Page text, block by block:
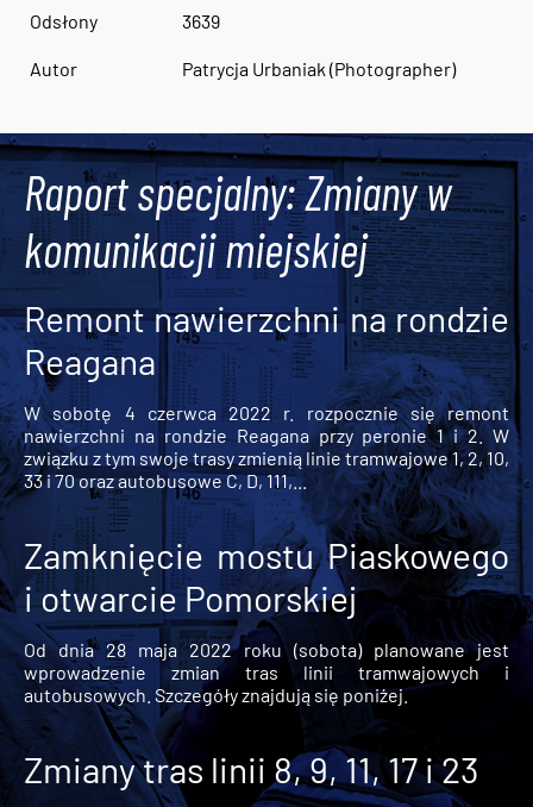
Odsłony 3639
Autor Patrycja Urbaniak (Photographer)
Raport specjalny: Zmiany w
komunikacji miejskiej
Remont nawierzchni na rondzie
Reagana
W sobotę 4 czerwca 2022 r. rozpocznie się remont
nawierzchni na rondzie Reagana przy peronie 1 i 2. W
związku z tym swoje trasy zmienią linie tramwajowe 1, 2, 10,
33 i 70 oraz autobusowe C, D, 111,...
Zamknięcie mostu Piaskowego
i otwarcie Pomorskiej
Od dnia 28 maja 2022 roku (sobota) planowane jest
wprowadzenie zmian tras linii tramwajowych i
autobusowych. Szczegóły znajdują się poniżej.
Zmiany tras linii 8, 9, 11, 17 i 23